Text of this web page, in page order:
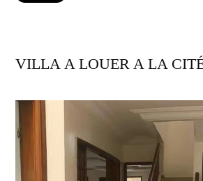
VILLA A LOUER A LA